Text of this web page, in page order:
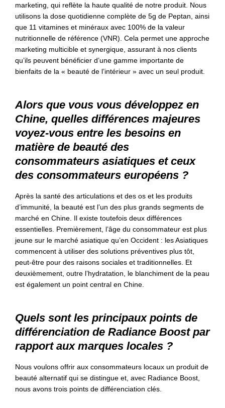
marketing, qui reflète la haute qualité de notre produit. Nous
utilisons la dose quotidienne complète de 5g de Peptan, ainsi
que 11 vitamines et minéraux avec 100% de la valeur
nutritionnelle de référence (VNR). Cela permet une approche
marketing multicible et synergique, assurant à nos clients
qu’ils peuvent bénéficier d’une gamme importante de
bienfaits de la « beauté de l’intérieur » avec un seul produit.
Alors que vous vous développez en
Chine, quelles différences majeures
voyez-vous entre les besoins en
matière de beauté des
consommateurs asiatiques et ceux
des consommateurs européens ?
Après la santé des articulations et des os et les produits
d’immunité, la beauté est l’un des plus grands segments de
marché en Chine. Il existe toutefois deux différences
essentielles. Premièrement, l’âge du consommateur est plus
jeune sur le marché asiatique qu’en Occident : les Asiatiques
commencent à utiliser des solutions préventives plus tôt,
peut-être pour des raisons sociales et traditionnelles. Et
deuxièmement, outre l’hydratation, le blanchiment de la peau
est également un point central en Chine.
Quels sont les principaux points de
différenciation de Radiance Boost par
rapport aux marques locales ?
Nous voulons offrir aux consommateurs locaux un produit de
beauté alternatif qui se distingue et, avec Radiance Boost,
nous avons trois points de différenciation clés.